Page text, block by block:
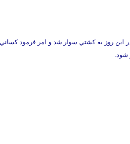
روز به كشتي سوار شد و امر فرمود كساني
شود.